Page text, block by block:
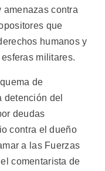
amenazas contra
que
humanos y
militares.
de
detención del
deudas
contra el dueño
a las Fuerzas
comentarista de